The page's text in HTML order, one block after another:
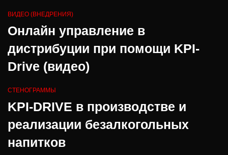
ВИДЕО (ВНЕДРЕНИЯ)
Онлайн управление в
дистрибуции при помощи KPI-
Drive (видео)
СТЕНОГРАММЫ
KPI-DRIVE в производстве и
реализации безалкогольных
напитков